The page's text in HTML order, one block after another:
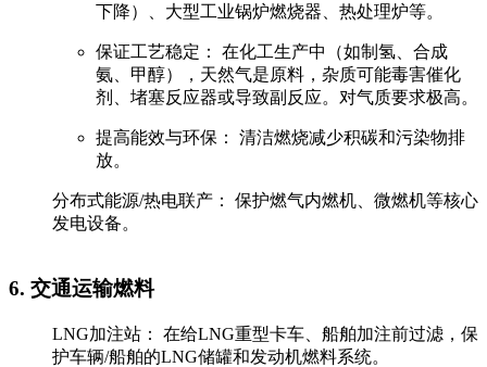
下降）、大型工业锅炉燃烧器、热处理炉等。
‌保证工艺稳定：‌ 在化工生产中（如制氢、合成
氨、甲醇），天然气是原料，杂质可能毒害催化
剂、堵塞反应器或导致副反应。对气质要求极高。
‌提高能效与环保：‌ 清洁燃烧减少积碳和污染物排
放。
‌分布式能源/热电联产：‌ 保护燃气内燃机、微燃机等核心
发电设备。
‌6. 交通运输燃料‌
‌LNG加注站：‌ 在给LNG重型卡车、船舶加注前过滤，保
护车辆/船舶的LNG储罐和发动机燃料系统。